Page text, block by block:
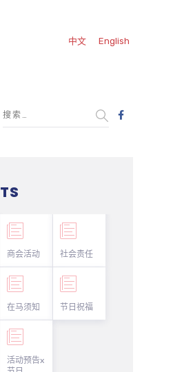
中文 English
商会活动
在马须知
活动预告x
社会责任
节日祝福